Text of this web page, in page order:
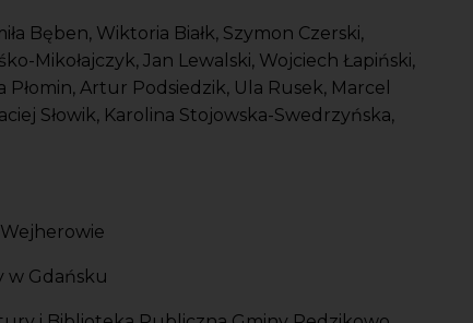
Bęben, Wiktoria Białk, Szymon Czerski,
Mikołajczyk, Jan Lewalski, Wojciech Łapiński,
Artur Podsiedzik, Ula Rusek, Marcel
Słowik, Karolina Stojowska-Swedrzyńska,
w Gdańsku